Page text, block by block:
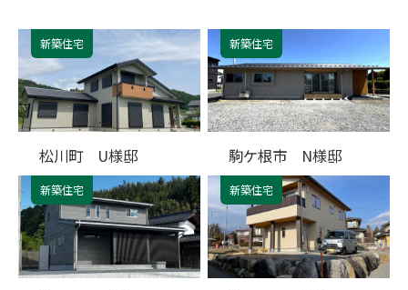
新築住宅
松川町 U様邸
新築住宅
駒ケ根市 N様邸
新築住宅 新築住宅